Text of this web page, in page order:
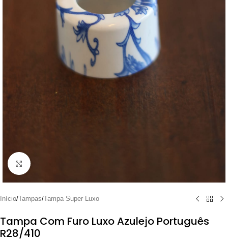
Clique para ampliar
Início/Tampas/Tampa Super Luxo
Tampa Com Furo Luxo Azulejo Português
R28/410